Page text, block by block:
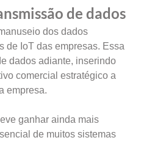
de dados
dos dados
de IoT das empresas. Essa
dados adiante, inserindo
comercial estratégico a
empresa.
ganhar ainda mais
de muitos sistemas